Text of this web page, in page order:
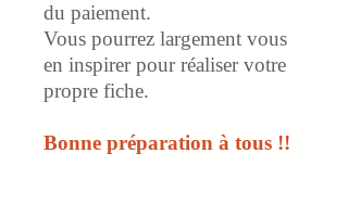
du paiement.
Vous pourrez largement vous
en inspirer pour réaliser votre
propre fiche.
Bonne préparation à tous !!